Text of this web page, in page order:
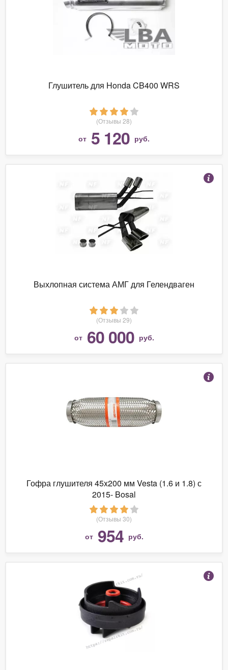
Глушитель для Honda CB400 WRS
(Отзывы 28)
от 5 120 руб.
Выхлопная система АМГ для Гелендваген
(Отзывы 29)
от 60 000 руб.
Гофра глушителя 45x200 мм Vesta (1.6 и 1.8) с
2015- Bosal
(Отзывы 30)
от 954 руб.